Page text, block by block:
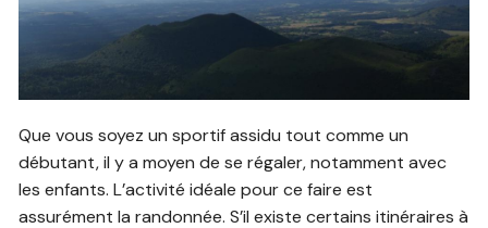
Que vous soyez un sportif assidu tout comme un
débutant, il y a moyen de se régaler, notamment avec
les enfants. L’activité idéale pour ce faire est
assurément la randonnée. S’il existe certains itinéraires à